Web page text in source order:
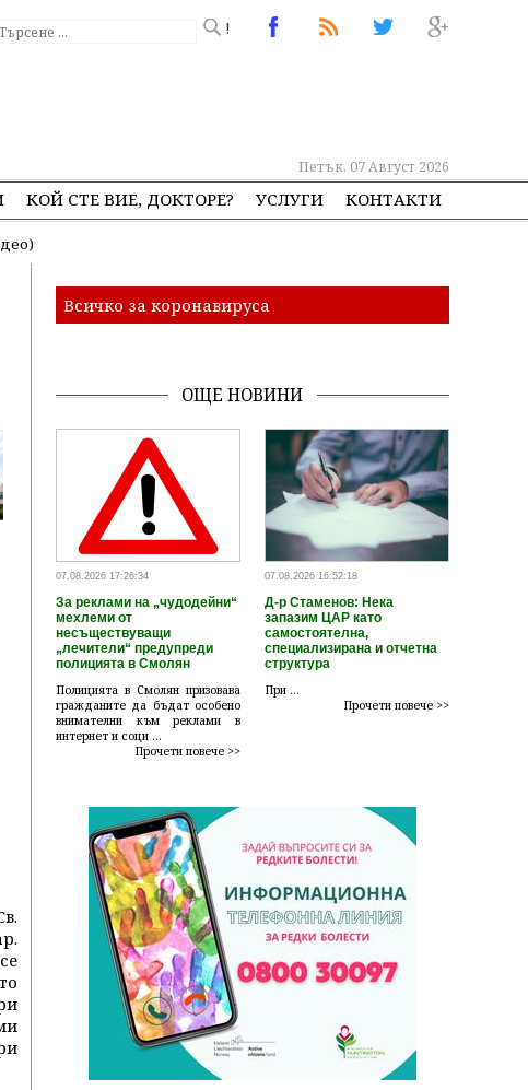
!
Петък, 07 Август 2026
КОЙ СТЕ ВИЕ, ДОКТОРЕ? УСЛУГИ КОНТАКТИ
Всичко за коронавируса
ОЩЕ НОВИНИ
07.08.2026 17:26:34
За реклами на „чудодейни“
мехлеми от
несъществуващи
„лечители“ предупреди
полицията в Смолян
Полицията в Смолян призовава
гражданите да бъдат особено
внимателни към реклами в
интернет и соци ...
Прочети повече >>
07.08.2026 16:52:18
Д-р Стаменов: Нека
запазим ЦАР като
самостоятелна,
специализирана и отчетна
структура
При ...
Прочети повече >>